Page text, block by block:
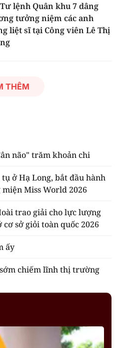
lệnh Quân khu 7 dâng
tưởng niệm các anh
liệt sĩ tại Công viên Lê Thị
THÊM
não" trăm khoản chi
ở Hạ Long, bắt đầu hành
Miss World 2026
trao giải cho lực lượng
sở giỏi toàn quốc 2026
ấy
chiếm lĩnh thị trường